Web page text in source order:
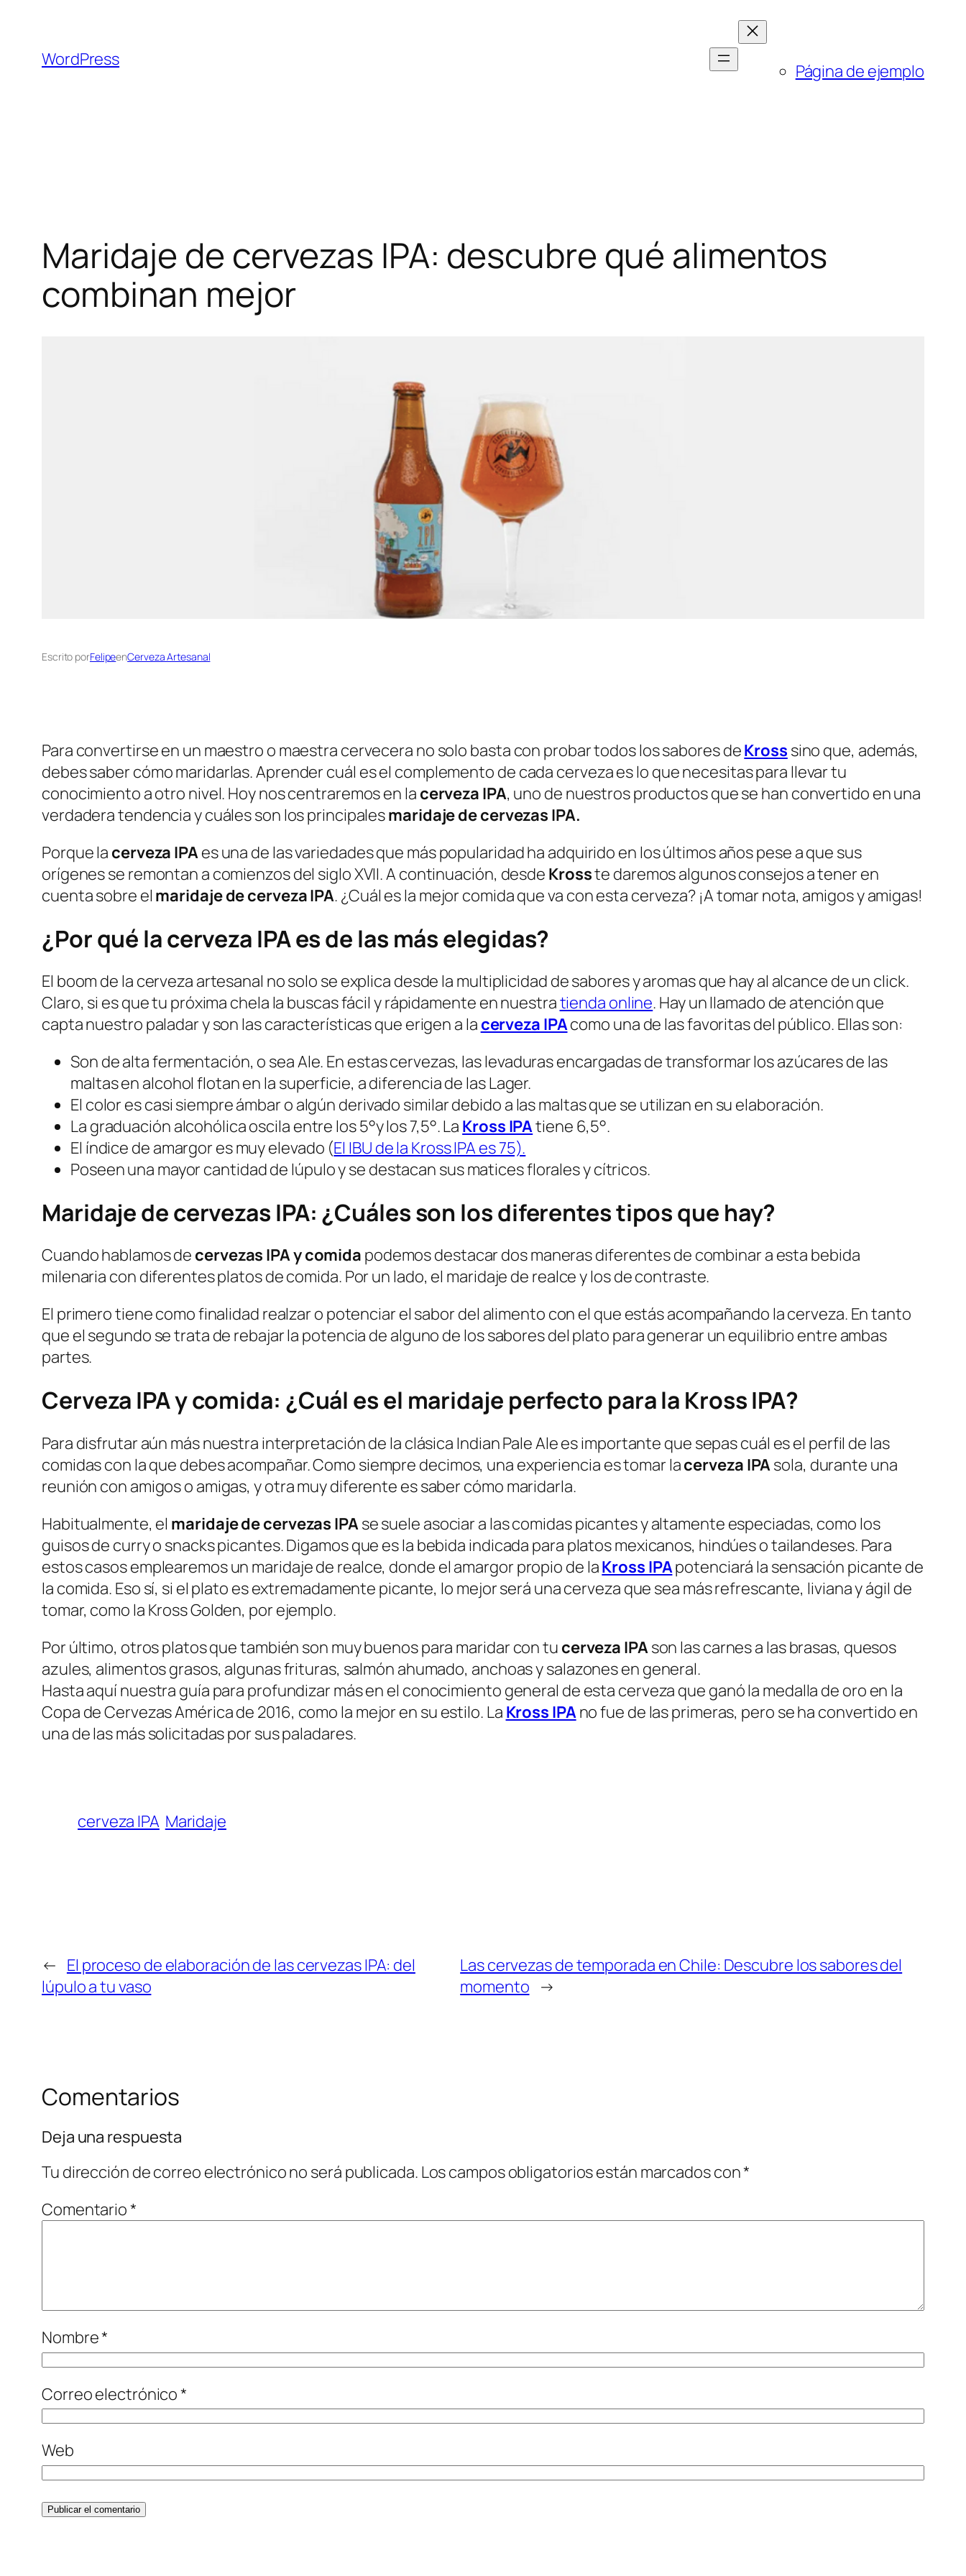
contenido
WordPress
Página de ejemplo
Maridaje de cervezas IPA: descubre qué alimentos
combinan mejor
Escrito porFelipeenCerveza Artesanal
Para convertirse en un maestro o maestra cervecera no solo basta con probar todos los sabores deKross sino que, además,
debes saber cómo maridarlas. Aprender cuál es el complemento de cada cerveza es lo que necesitas para llevar tu
conocimiento a otro nivel. Hoy nos centraremos en la cerveza IPA, uno de nuestros productos que se han convertido en una
verdadera tendencia y cuáles son los principalesmaridaje de cervezas IPA.
Porque la cerveza IPAes una de las variedades que más popularidad ha adquirido en los últimos años pese a que sus
orígenes se remontan a comienzos del siglo XVII. A continuación, desde Krosste daremos algunos consejos a tener en
cuenta sobre el maridaje de cerveza IPA. ¿Cuál es la mejor comida que va con esta cerveza? ¡A tomar nota, amigos y amigas!
¿Por qué la cerveza IPA es de las más elegidas?
El boom de la cerveza artesanal no solo se explica desde la multiplicidad de sabores y aromas que hay al alcance de un click.
Claro, si es que tu próxima chela la buscas fácil y rápidamente en nuestratienda online. Hay un llamado de atención que
capta nuestro paladar y son las características que erigen a la cerveza IPAcomo una de las favoritas del público. Ellas son:
Son de alta fermentación, o sea Ale. En estas cervezas, las levaduras encargadas de transformar los azúcares de las
maltas en alcohol flotan en la superficie, a diferencia de las Lager.
El color es casi siempre ámbar o algún derivado similar debido a las maltas que se utilizan en su elaboración.
La graduación alcohólica oscila entre los 5°y los 7,5°. La Kross IPAtiene 6,5°.
El índice de amargor es muy elevado (El IBU de la Kross IPA es 75).
Poseen una mayor cantidad de lúpulo y se destacan sus matices florales y cítricos.
Maridaje de cervezas IPA: ¿Cuáles son los diferentes tipos que hay?
Cuando hablamos de cervezas IPA y comida podemos destacar dos maneras diferentes de combinar a esta bebida
milenaria con diferentes platos de comida. Por un lado, el maridaje de realce y los de contraste.
El primero tiene como finalidad realzar o potenciar el sabor del alimento con el que estás acompañando la cerveza. En tanto
que el segundo se trata de rebajar la potencia de alguno de los sabores del plato para generar un equilibrio entre ambas
partes.
Cerveza IPA y comida: ¿Cuál es el maridaje perfecto para la Kross IPA?
Para disfrutar aún más nuestra interpretación de la clásica Indian Pale Ale es importante que sepas cuál es el perfil de las
comidas con la que debes acompañar. Como siempre decimos, una experiencia es tomar lacerveza IPAsola, durante una
reunión con amigos o amigas, y otra muy diferente es saber cómo maridarla.
Habitualmente, el maridaje de cervezas IPAse suele asociar a las comidas picantes y altamente especiadas, como los
guisos de curry o snacks picantes. Digamos que es la bebida indicada para platos mexicanos, hindúes o tailandeses. Para
estos casos emplearemos un maridaje de realce, donde el amargor propio de laKross IPApotenciará la sensación picante de
la comida. Eso sí, si el plato es extremadamente picante, lo mejor será una cerveza que sea más refrescante, liviana y ágil de
tomar, como la Kross Golden, por ejemplo.
Por último, otros platos que también son muy buenos para maridar con tu cerveza IPAson las carnes a las brasas, quesos
azules, alimentos grasos, algunas frituras, salmón ahumado, anchoas y salazones en general.
Hasta aquí nuestra guía para profundizar más en el conocimiento general de esta cerveza que ganó la medalla de oro en la
Copa de Cervezas América de 2016, como la mejor en su estilo. La Kross IPAno fue de las primeras, pero se ha convertido en
una de las más solicitadas por sus paladares.
cerveza IPA Maridaje
← El proceso de elaboración de las cervezas IPA: del
lúpulo a tu vaso
Las cervezas de temporada en Chile: Descubre los sabores del
momento →
Comentarios
Deja una respuesta
Tu dirección de correo electrónico no será publicada. Los campos obligatorios están marcados con*
Comentario*
Nombre*
Correo electrónico*
Web